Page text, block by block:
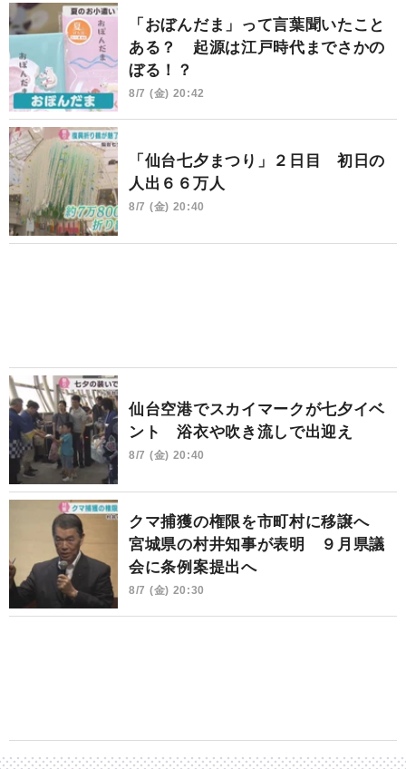
「おぼんだま」って言葉聞いたこと
ある？ 起源は江戸時代までさかの
ぼる！？
8/7 (金) 20:42
「仙台七夕まつり」２日目 初日の
人出６６万人
8/7 (金) 20:40
仙台空港でスカイマークが七夕イベ
ント 浴衣や吹き流しで出迎え
8/7 (金) 20:40
クマ捕獲の権限を市町村に移譲へ
宮城県の村井知事が表明 ９月県議
会に条例案提出へ
8/7 (金) 20:30